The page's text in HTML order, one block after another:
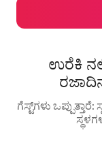
ಉರೆಕಿ
ಗೆಸ್ಟ್‌ಗಳು ಒಪ್ಪುತ್ತಾರೆ: